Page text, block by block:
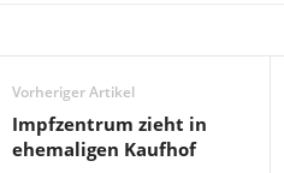
Vorheriger Artikel
Impfzentrum zieht in
ehemaligen Kaufhof